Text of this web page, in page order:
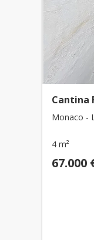
Cantina
Monaco -
4 m²
67.000